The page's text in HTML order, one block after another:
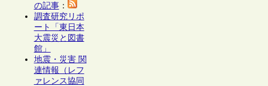
の記事：
調査研究リポ
ート「東日本
大震災と図書
館」
地震・災害 関
連情報（レフ
ァレンス協同